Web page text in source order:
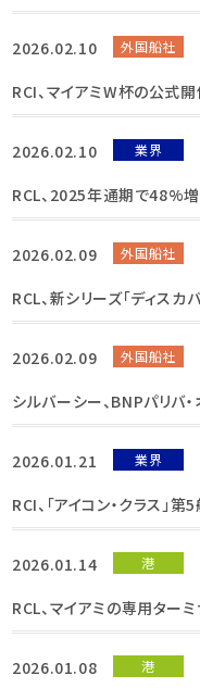
2026.02.10 外国船社
RCI、マイアミW杯の公式
2026.02.10 業界
RCL、2025年通期で48%
2026.02.09 外国船社
RCL、新シリーズ「ディスカ
2026.02.09 外国船社
シルバーシー、BNPパリバ
2026.01.21 業界
RCI、「アイコン・クラス」
2026.01.14 港
RCL、マイアミの専用ター
2026.01.08 港